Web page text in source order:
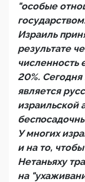
"особые
Израиль
результате
численность
20%.
является
израильской
У многих
и на то,
Нетаньяху
на